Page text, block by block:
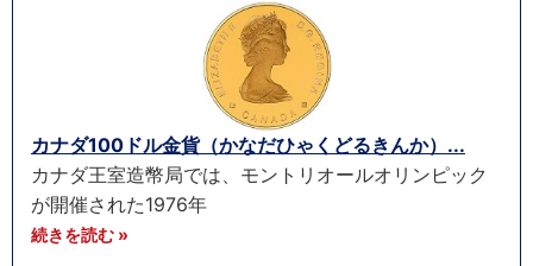
カナダ100ドル金貨（かなだひゃくどるきんか）...
カナダ王室造幣局では、モントリオールオリンピック
が開催された1976年
続きを読む »